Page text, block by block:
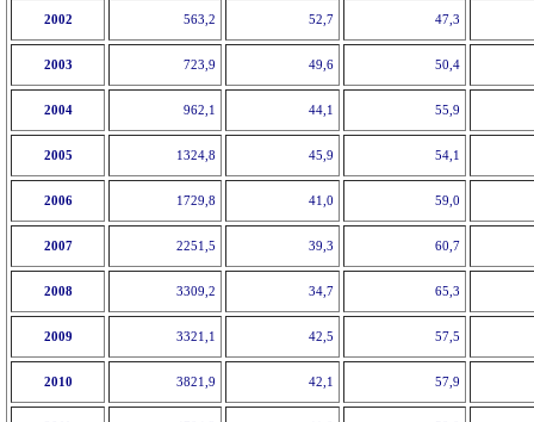
2002 563,2 52,7 47,3
2003 723,9 49,6 50,4
2004 962,1 44,1 55,9
2005 1324,8 45,9 54,1
2006 1729,8 41,0 59,0
2007 2251,5 39,3 60,7
2008 3309,2 34,7 65,3
2009 3321,1 42,5 57,5
2010 3821,9 42,1 57,9